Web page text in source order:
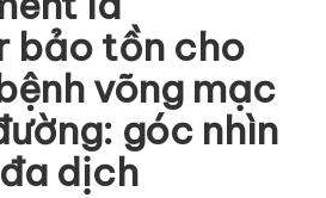
bảo tồn cho
võng mạc
góc nhìn
dịch